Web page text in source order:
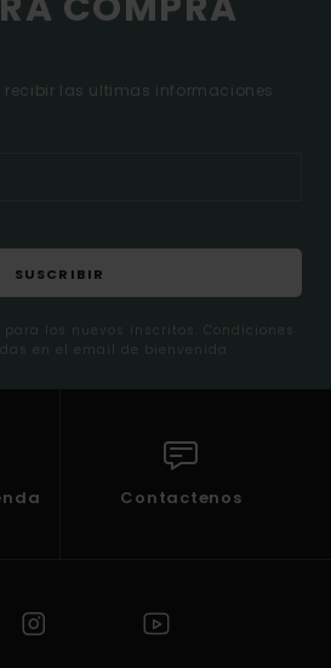
las ultimas informaciones
SUSCRIBIR
los nuevos inscritos. Condiciones
en el email de bienvenida
Contactenos